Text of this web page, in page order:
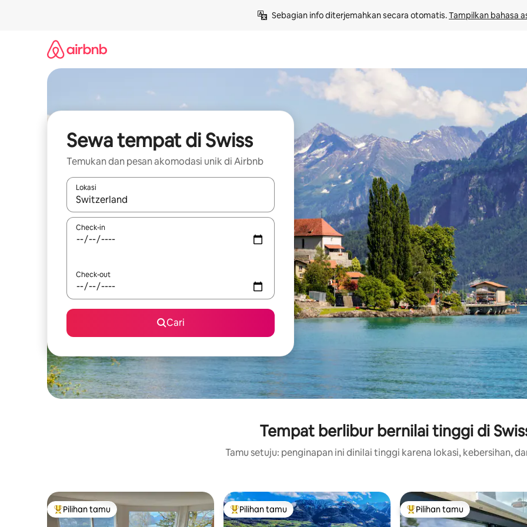
Sebagian info diterjemahkan secara otomatis. Tampilkan bahasa
Sewa tempat di Swiss
Temukan dan pesan akomodasi unik di Airbnb
Lokasi
Jika hasil yang dicari tersedia, telusuri dengan tombol panah ke atas dan ke bawah atau jelajahi dengan sentuhan atau
Check-in
Check-out
Cari
Tempat berlibur bernilai tinggi di
Tamu setuju: penginapan ini dinilai tinggi karena lokasi, kebersihan,
Pilihan tamu terpopuler
Pilihan tamu Pilihan tamu terpopuler
Pilihan tamu Pilihan tamu terpopuler
Pilihan tamu